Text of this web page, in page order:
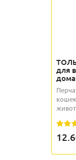
для